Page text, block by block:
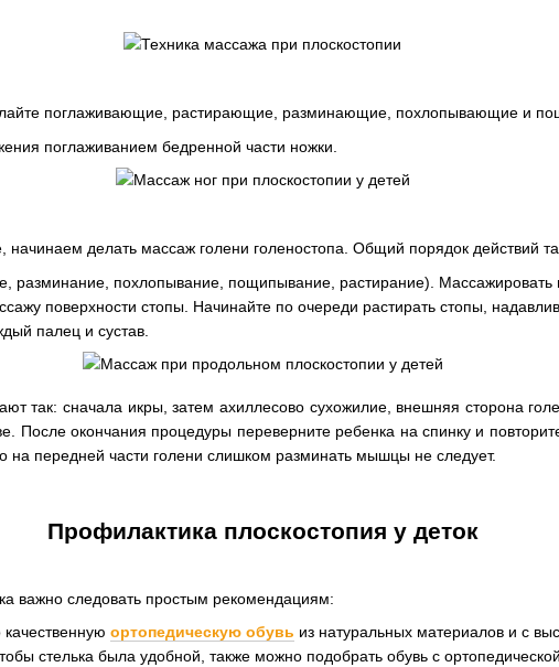
поглаживающие, растирающие, разминающие, похлопывающие и
поглаживанием бедренной части ножки.
начинаем делать массаж голени голеностопа. Общий порядок действий
разминание, похлопывание, пощипывание, растирание).
поверхности стопы. Начинайте по очереди растирать стопы,
палец и сустав.
так: сначала икры, затем ахиллесово сухожилие, внешняя сторона
После окончания процедуры переверните ребенка на спинку и
на передней части голени слишком разминать мышцы не следует.
Профилактика плоскостопия у деток
важно следовать простым рекомендациям:
качественную ортопедическую обувь из натуральных материалов и с
стелька была удобной, также можно подобрать обувь с